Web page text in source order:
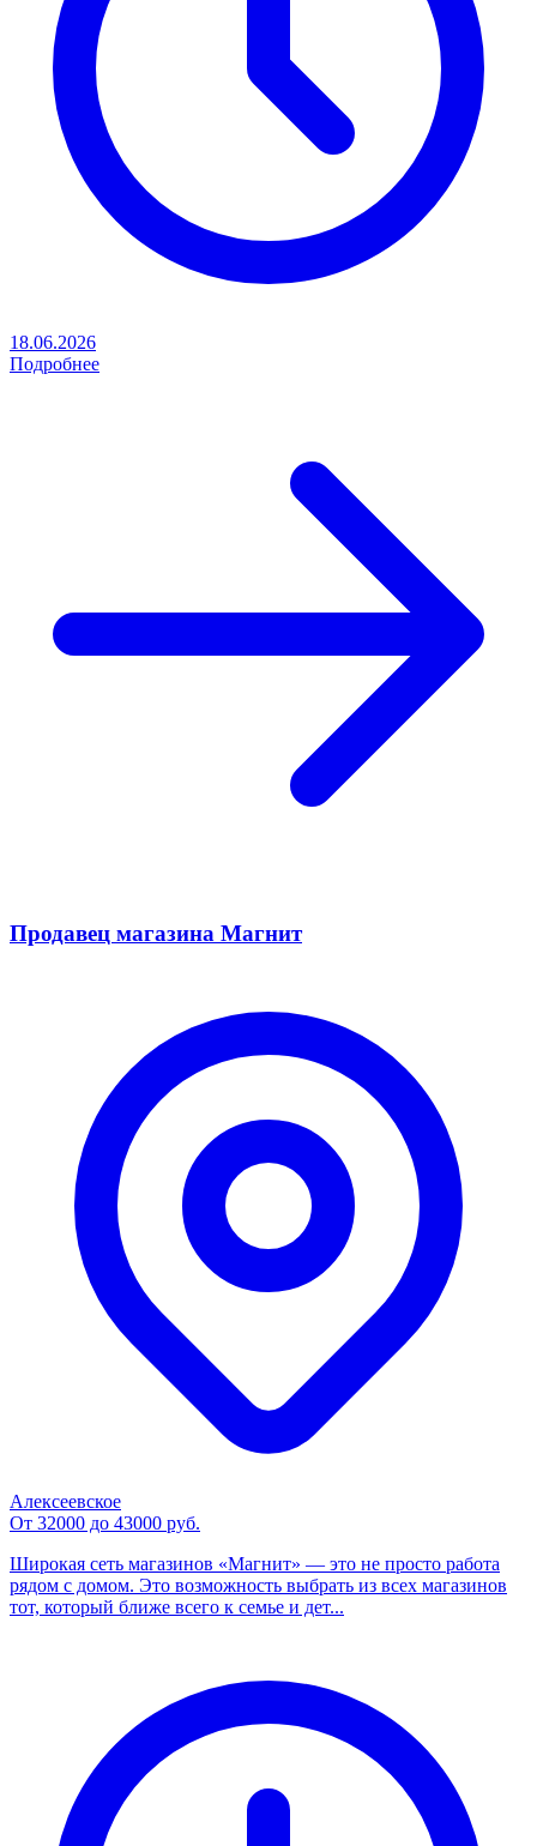
18.06.2026
Подробнее
Продавец магазина Магнит
Алексеевское
От 32000 до 43000 руб.
Широкая сеть магазинов «Магнит» — это не просто работа
рядом с домом. Это возможность выбрать из всех магазинов
тот, который ближе всего к семье и дет...